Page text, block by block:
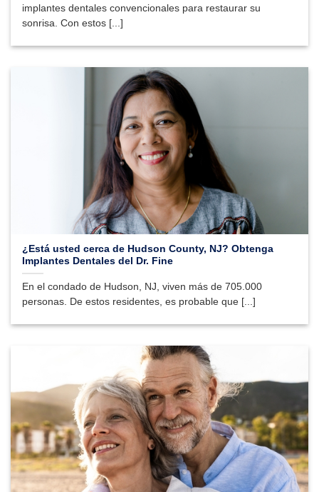
implantes dentales convencionales para restaurar su
sonrisa. Con estos [...]
¿Está usted cerca de Hudson County, NJ? Obtenga
Implantes Dentales del Dr. Fine
En el condado de Hudson, NJ, viven más de 705.000
personas. De estos residentes, es probable que [...]